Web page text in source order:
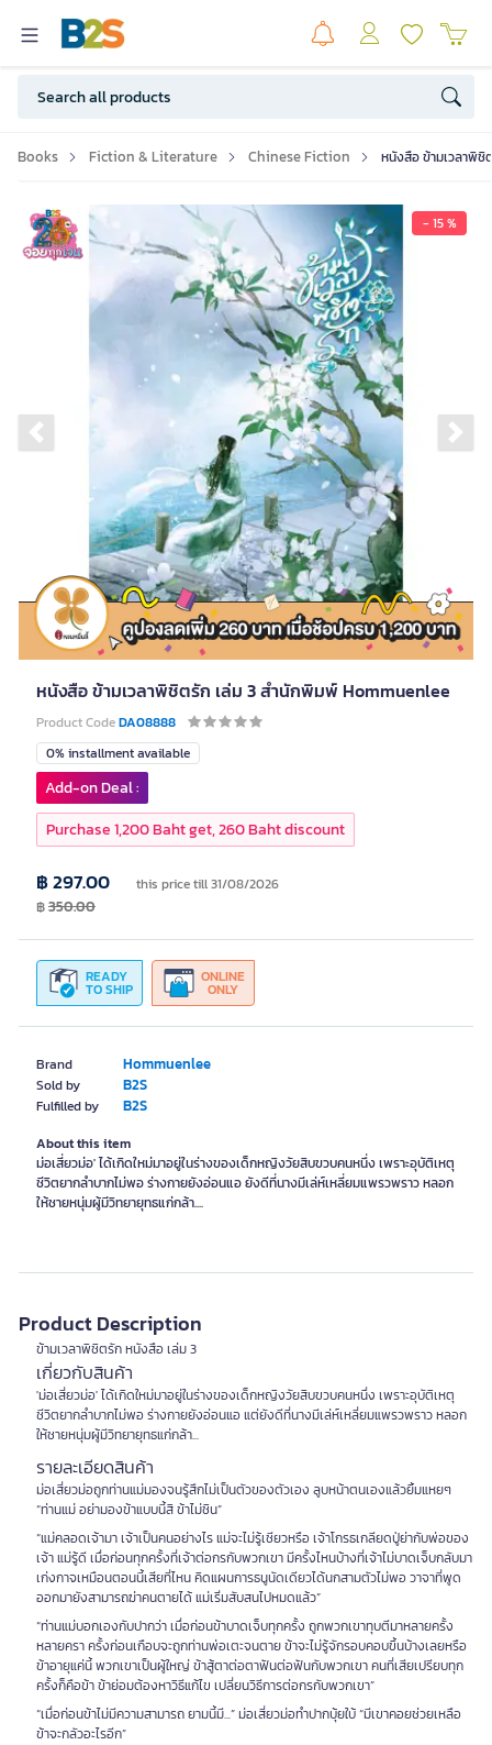
Books Fiction & Literature Chinese Fiction หนังสือ ข้ามเวลาพิ
- 15 %
Previous slide
หนังสือ ข้ามเวลาพิชิตรัก เล่ม 3 สำนักพิมพ์ Hommuenlee
Product CodeDA08888
Brand Hommuenlee
Sold by B2S
Fulfilled by B2S
0% installment available
READY
TO SHIP
ONLINE
ONLY
฿ 297.00 this price till 31/08/2026
฿350.00
Add-on Deal :
Purchase 1,200 Baht get, 260 Baht discount
About this item
ม่อเสี่ยวม่อ' ได้เกิดใหม่มาอยู่ในร่างของเด็กหญิงวัยสิบขวบคนหนึ่ง เพราะอุบัติเหตุ
ชีวิตยากลำบากไม่พอ ร่างกายยังอ่อนแอ ยังดีที่นางมีเล่ห์เหลี่ยมแพรวพราว หลอก
ให้ชายหนุ่มผู้มีวิทยายุทธแก่กล้า....
Product Description
ข้ามเวลาพิชิตรัก หนังสือ เล่ม 3
เกี่ยวกับสินค้า
'ม่อเสี่ยวม่อ' ได้เกิดใหม่มาอยู่ในร่างของเด็กหญิงวัยสิบขวบคนหนึ่ง เพราะอุบัติเหตุ
ชีวิตยากลำบากไม่พอ ร่างกายยังอ่อนแอ แต่ยังดีที่นางมีเล่ห์เหลี่ยมแพรวพราว หลอก
ให้ชายหนุ่มผู้มีวิทยายุทธแก่กล้า...
รายละเอียดสินค้า
ม่อเสี่ยวม่อถูกท่านแม่มองจนรู้สึกไม่เป็นตัวของตัวเอง ลูบหน้าตนเองแล้วยิ้มแหยๆ
“ท่านแม่ อย่ามองข้าแบบนี้สิ ข้าไม่ชิน”
“แม่คลอดเจ้ามา เจ้าเป็นคนอย่างไร แม่จะไม่รู้เชียวหรือ เจ้าโกรธเกลียดปู่ย่ากับพ่อของ
เจ้า แม่รู้ดี เมื่อก่อนทุกครั้งที่เจ้าต่อกรกับพวกเขา มีครั้งไหนบ้างที่เจ้าไม่บาดเจ็บกลับมา
เก่งกาจเหมือนตอนนี้เสียที่ไหน คิดแผนการธนูนัดเดียวได้นกสามตัวไม่พอ วาจาที่พูด
ออกมายังสามารถฆ่าคนตายได้ แม่เริ่มสับสนไปหมดแล้ว”
“ท่านแม่บอกเองกับปากว่า เมื่อก่อนข้าบาดเจ็บทุกครั้ง ถูกพวกเขาทุบตีมาหลายครั้ง
หลายครา ครั้งก่อนเกือบจะถูกท่านพ่อเตะจนตาย ข้าจะไม่รู้จักรอบคอบขึ้นบ้างเลยหรือ
ข้าอายุแค่นี้ พวกเขาเป็นผู้ใหญ่ ข้าสู้ตาต่อตาฟันต่อฟันกับพวกเขา คนที่เสียเปรียบทุก
ครั้งก็คือข้า ข้าย่อมต้องหาวิธีแก้ไข เปลี่ยนวิธีการต่อกรกับพวกเขา”
“เมื่อก่อนข้าไม่มีความสามารถ ยามนี้มี...” ม่อเสี่ยวม่อทำปากบุ้ยใบ้ “มีเขาคอยช่วยเหลือ
ข้าจะกลัวอะไรอีก”